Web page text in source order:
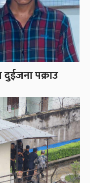
पक्राउ